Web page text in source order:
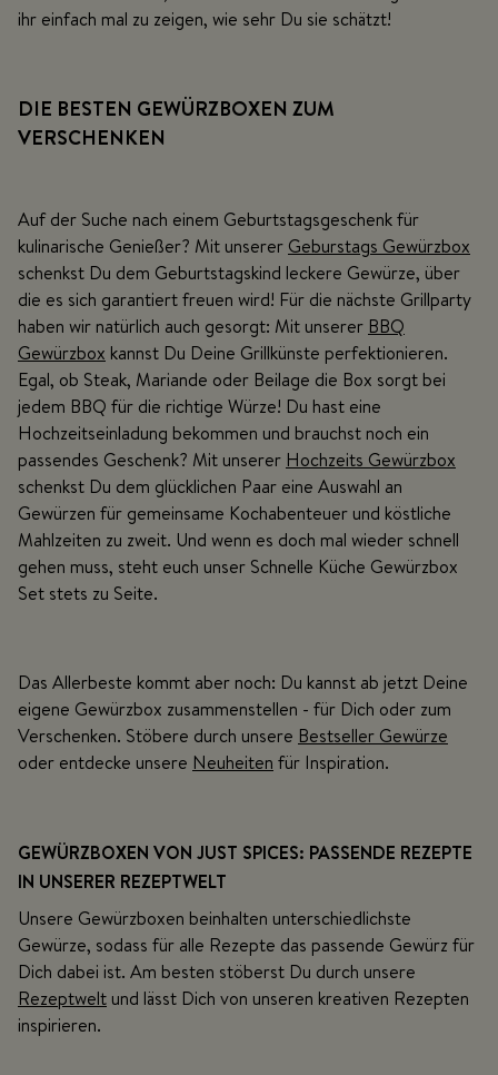
ihr einfach mal zu zeigen, wie sehr Du sie schätzt!
DIE BESTEN GEWÜRZBOXEN ZUM
VERSCHENKEN
Auf der Suche nach einem Geburtstagsgeschenk für
kulinarische Genießer? Mit unserer Geburstags Gewürzbox
schenkst Du dem Geburtstagskind leckere Gewürze, über
die es sich garantiert freuen wird! Für die nächste Grillparty
haben wir natürlich auch gesorgt: Mit unserer BBQ
Gewürzbox kannst Du Deine Grillkünste perfektionieren.
Egal, ob Steak, Mariande oder Beilage die Box sorgt bei
jedem BBQ für die richtige Würze! Du hast eine
Hochzeitseinladung bekommen und brauchst noch ein
passendes Geschenk? Mit unserer Hochzeits Gewürzbox
schenkst Du dem glücklichen Paar eine Auswahl an
Gewürzen für gemeinsame Kochabenteuer und köstliche
Mahlzeiten zu zweit. Und wenn es doch mal wieder schnell
gehen muss, steht euch unser Schnelle Küche Gewürzbox
Set stets zu Seite.
Das Allerbeste kommt aber noch: Du kannst ab jetzt Deine
eigene Gewürzbox zusammenstellen - für Dich oder zum
Verschenken. Stöbere durch unsere Bestseller Gewürze
oder entdecke unsere Neuheiten für Inspiration.
GEWÜRZBOXEN VON JUST SPICES: PASSENDE REZEPTE
IN UNSERER REZEPTWELT
Unsere Gewürzboxen beinhalten unterschiedlichste
Gewürze, sodass für alle Rezepte das passende Gewürz für
Dich dabei ist. Am besten stöberst Du durch unsere
Rezeptwelt und lässt Dich von unseren kreativen Rezepten
inspirieren.